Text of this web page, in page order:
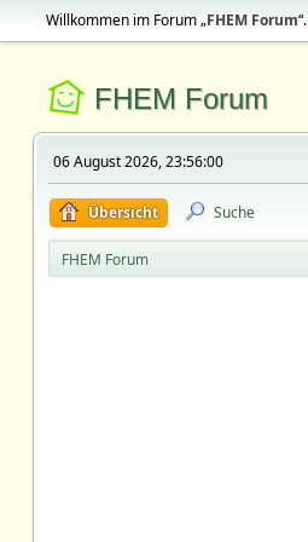
Willkommen im Forum „FHEM Forum“.
FHEM Forum
06 August 2026, 23:56:00
Übersicht Suche
FHEM Forum